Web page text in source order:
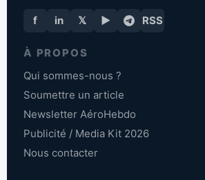
f in 𝕏 ▶ RSS
À PROPOS
Qui sommes-nous ?
Soumettre un article
Newsletter AéroHebdo
Publicité / Media Kit 2026
Nous contacter